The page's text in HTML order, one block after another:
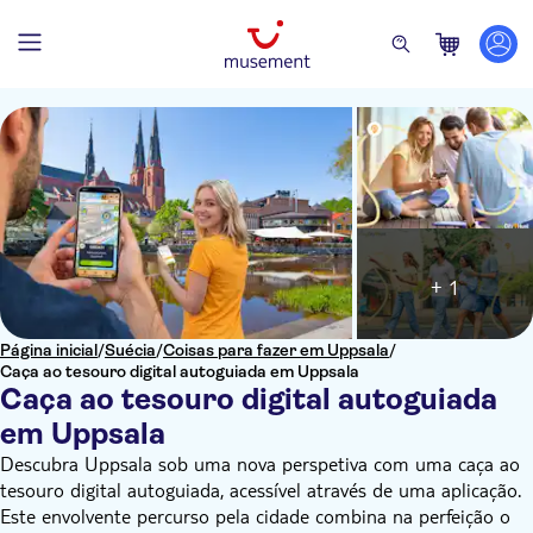
Página inicial/Suécia/Coisas para fazer em Uppsala/
Caça ao tesouro digital autoguiada em Uppsala
Caça ao tesouro digital autoguiada
em Uppsala
+ 1
Descubra Uppsala sob uma nova perspetiva com uma caça ao
tesouro digital autoguiada, acessível através de uma aplicação.
Este envolvente percurso pela cidade combina na perfeição o